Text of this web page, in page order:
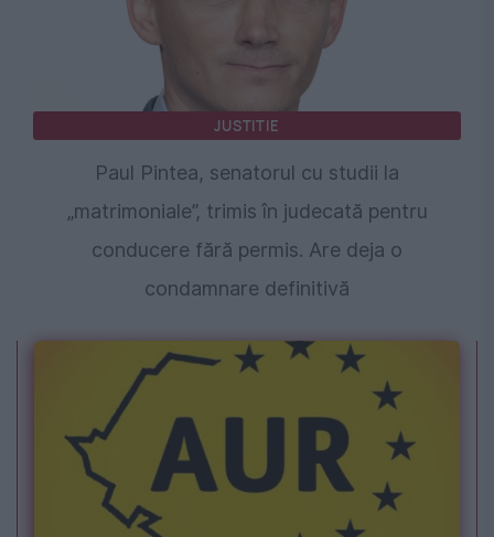
JUSTITIE
Paul Pintea, senatorul cu studii la
„matrimoniale”, trimis în judecată pentru
conducere fără permis. Are deja o
condamnare definitivă